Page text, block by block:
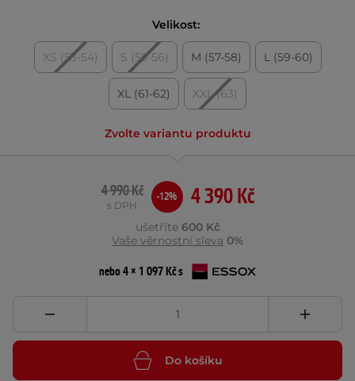
Velikost:
XS (53-54) S (55-56) M (57-58) L (59-60)
XL (61-62) XXL (63)
Zvolte variantu produktu
4 390 Kč
4 990 Kč
s DPH
-12%
ušetříte 600 Kč
Vaše věrnostní sleva 0%
nebo 4 × 1 097 Kč s
Do košíku